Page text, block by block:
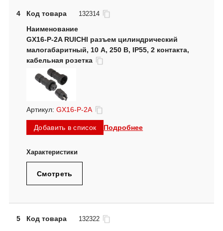
4 Код товара 132314
GX16-P-2A RUICHI разъем цилиндрический
малогабаритный, 10 А, 250 В, IP55, 2 контакта,
кабельная розетка
Артикул: GX16-P-2A
Добавить в список Подробнее
Смотреть
5 Код товара 132322